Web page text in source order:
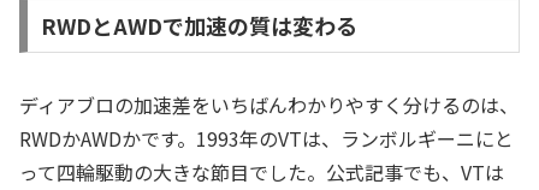
RWDとAWDで加速の質は変わる
ディアブロの加速差をいちばんわかりやすく分けるのは、
RWDかAWDかです。1993年のVTは、ランボルギーニにと
って四輪駆動の大きな節目でした。公式記事でも、VTは